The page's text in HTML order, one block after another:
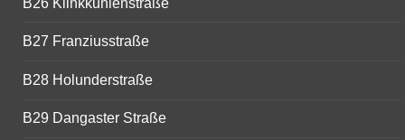
B27 Franziusstraße
B28 Holunderstraße
B29 Dangaster Straße